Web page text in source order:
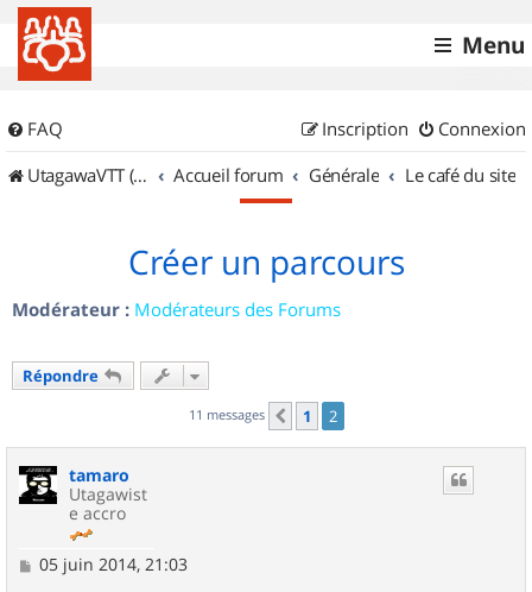
Menu
FAQ Connexion
Inscription
UtagawaVTT (Randos VTT et VTTAE avec traces GPS)
Accueil forum Générale Le café du site
Créer un parcours
Modérateur : Modérateurs des Forums
Répondre
11 messages Précédent
1 2
tamaro
Utagawist
e accro
M
05 juin 2014, 21:03